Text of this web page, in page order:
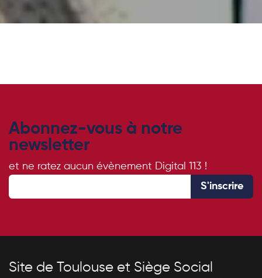
Abonnez-vous à notre
newsletter
et ne ratez aucun évènement Digital 113 !
S'inscrire
Site de Toulouse et Siège Social